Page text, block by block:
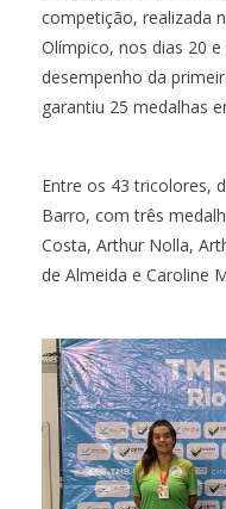
competição, realizada
Olímpico, nos dias 20
desempenho da
garantiu 25 medalhas
Entre os 43 tricolores,
Barro, com três
Costa, Arthur Nolla,
de Almeida e Caroline